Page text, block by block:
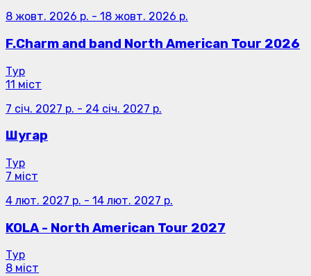
8 жовт. 2026 р. - 18 жовт. 2026 р.
F.Charm and band North American Tour 2026
Тур
11 міст
7 січ. 2027 р. - 24 січ. 2027 р.
Шугар
Тур
7 міст
4 лют. 2027 р. - 14 лют. 2027 р.
KOLA - North American Tour 2027
Тур
8 міст